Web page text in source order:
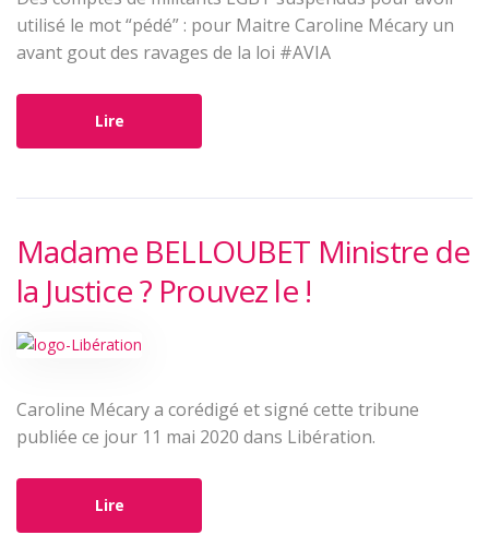
utilisé le mot “pédé” : pour Maitre Caroline Mécary un
avant gout des ravages de la loi #AVIA
Lire
Madame BELLOUBET Ministre de
la Justice ? Prouvez le !
Caroline Mécary a corédigé et signé cette tribune
publiée ce jour 11 mai 2020 dans Libération.
Lire